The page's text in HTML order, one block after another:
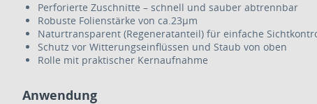
Perforierte Zuschnitte – schnell und sauber abtrennbar
Robuste Folienstärke von ca.23µm
Naturtransparent (Regeneratanteil) für einfache
Schutz vor Witterungseinflüssen und Staub von oben
Rolle mit praktischer Kernaufnahme
Anwendung